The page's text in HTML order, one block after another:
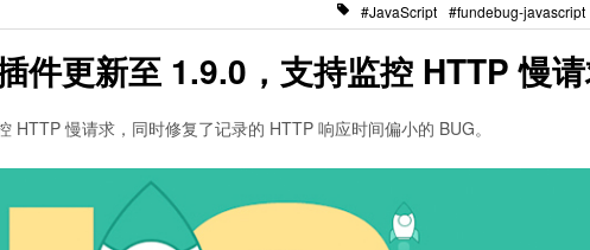
JavaScript fundebug-javascript
件更新至 1.9.0，支持监控 HTTP 慢
HTTP 慢请求，同时修复了记录的 HTTP 响应时间偏小的 BUG。